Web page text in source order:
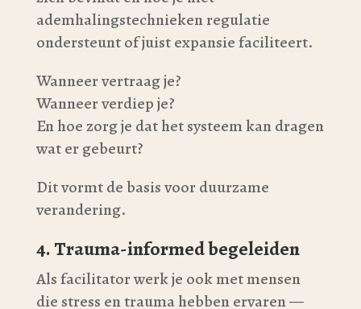
ademhalingstechnieken regulatie
ondersteunt of juist expansie faciliteert.
Wanneer vertraag je?
Wanneer verdiep je?
En hoe zorg je dat het systeem kan dragen
wat er gebeurt?
Dit vormt de basis voor duurzame
verandering.
4. Trauma-informed begeleiden
Als facilitator werk je ook met mensen
die stress en trauma hebben ervaren —